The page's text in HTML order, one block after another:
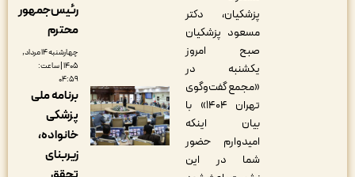
پزشکیان، دکتر
مسعود پزشکیان
صبح امروز
یکشنبه در
«مجمع گفت‌وگوی
تهران ۱۴۰۴» با
بیان اینکه
امیدوارم حضور
شما در این
رئیس‌جمهور
چهارشنبه ۱۴ مرداد,
۱۴۰۵ | ساعت:
برنامه ملی
پزشکی
خانواده،